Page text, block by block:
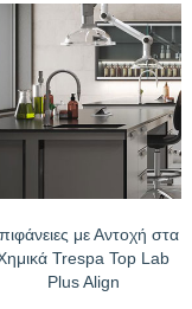
με Αντοχή στα
Trespa Top Lab
Plus Align